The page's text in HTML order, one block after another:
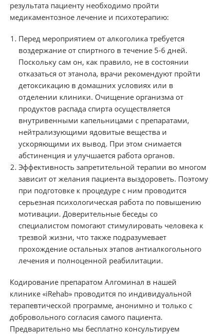
результата пациенту необходимо пройти
медикаментозное лечение и психотерапию:
Перед мероприятием от алкоголика требуется
воздержание от спиртного в течение 5-6 дней.
Поскольку сам он, как правило, не в состоянии
отказаться от этанола, врачи рекомендуют пройти
детоксикацию в домашних условиях или в
отделении клиники. Очищение организма от
продуктов распада спирта осуществляется
внутривенными капельницами с препаратами,
нейтрализующими ядовитые вещества и
ускоряющими их вывод. При этом снимается
абстиненция и улучшается работа органов.
Эффективность запретительной терапии во многом
зависит от желания пациента выздороветь. Поэтому
при подготовке к процедуре с ним проводится
серьезная психологическая работа по повышению
мотивации. Доверительные беседы со
специалистом помогают стимулировать человека к
трезвой жизни, что также подразумевает
прохождение остальных этапов антиалкогольного
лечения и полноценной реабилитации.
Кодирование препаратом Алгоминал в нашей
клинике «iRehab» проводится по индивидуальной
терапевтической программе, анонимно и только с
добровольного согласия самого пациента.
Предварительно мы бесплатно консультируем